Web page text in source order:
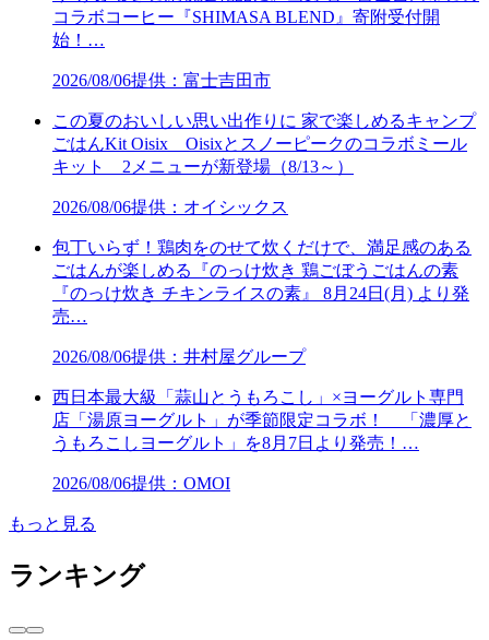
コラボコーヒー『SHIMASA BLEND』寄附受付開
始！…
2026/08/06提供：富士吉田市
この夏のおいしい思い出作りに 家で楽しめるキャンプ
ごはんKit Oisix Oisixとスノーピークのコラボミール
キット 2メニューが新登場（8/13～）
2026/08/06提供：オイシックス
包丁いらず！鶏肉をのせて炊くだけで、満足感のある
ごはんが楽しめる『のっけ炊き 鶏ごぼうごはんの素
『のっけ炊き チキンライスの素』 8月24日(月) より発
売…
2026/08/06提供：井村屋グループ
西日本最大級「蒜山とうもろこし」×ヨーグルト専門
店「湯原ヨーグルト」が季節限定コラボ！ 「濃厚と
うもろこしヨーグルト」を8月7日より発売！…
2026/08/06提供：OMOI
もっと見る
ランキング